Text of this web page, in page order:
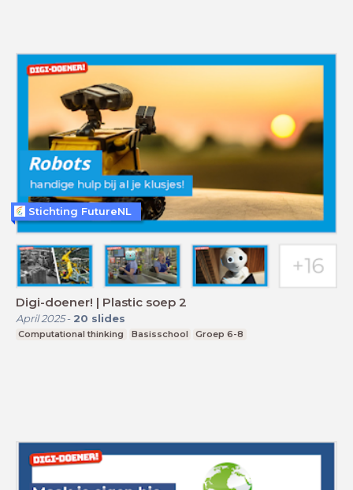
Digi-doener! | Plastic soep 2
April 2025- 20 slides
Computational thinking Basisschool Groep 6-8
Stichting FutureNL